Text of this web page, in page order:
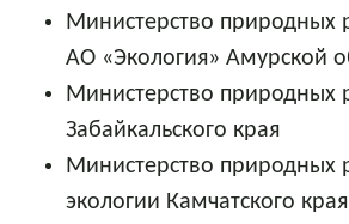
Министерство природных
АО «Экология» Амурской
Министерство природных
Забайкальского края
Министерство природных
экологии Камчатского края